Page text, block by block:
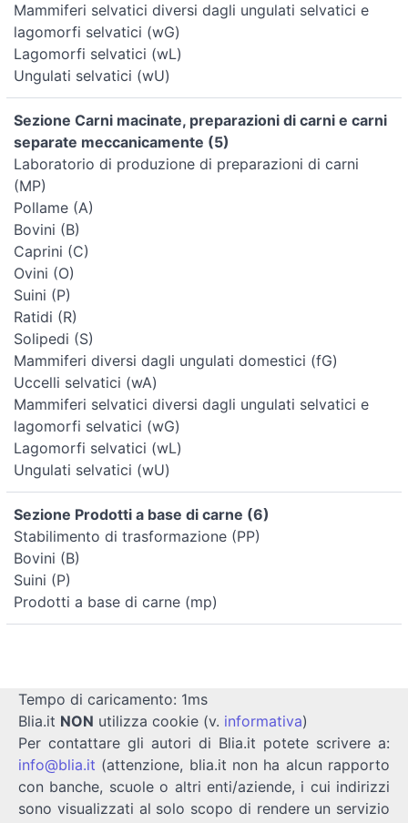
Mammiferi selvatici diversi dagli ungulati selvatici e
lagomorfi selvatici (wG)
Lagomorfi selvatici (wL)
Ungulati selvatici (wU)
Sezione Carni macinate, preparazioni di carni e carni
separate meccanicamente (5)
Laboratorio di produzione di preparazioni di carni
(MP)
Pollame (A)
Bovini (B)
Caprini (C)
Ovini (O)
Suini (P)
Ratidi (R)
Solipedi (S)
Mammiferi diversi dagli ungulati domestici (fG)
Uccelli selvatici (wA)
Mammiferi selvatici diversi dagli ungulati selvatici e
lagomorfi selvatici (wG)
Lagomorfi selvatici (wL)
Ungulati selvatici (wU)
Sezione Prodotti a base di carne (6)
Stabilimento di trasformazione (PP)
Bovini (B)
Suini (P)
Prodotti a base di carne (mp)
Tempo di caricamento: 1ms
Blia.it NON utilizza cookie (v. informativa)
Per contattare gli autori di Blia.it potete scrivere a:
info@blia.it (attenzione, blia.it non ha alcun rapporto
con banche, scuole o altri enti/aziende, i cui indirizzi
sono visualizzati al solo scopo di rendere un servizio